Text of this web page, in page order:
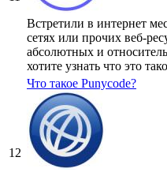
Встретили в интернет
сетях или прочих веб-
абсолютных и
хотите узнать что это
12
Что такое Punycode?